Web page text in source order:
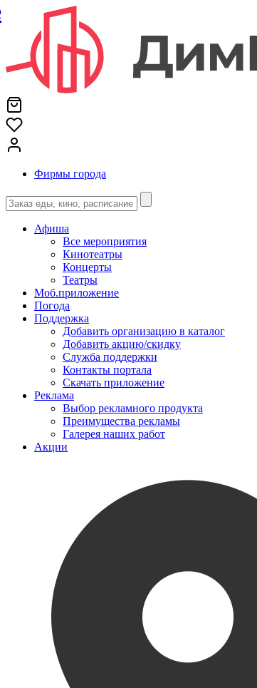
Фирмы города
Афиша
Все мероприятия
Кинотеатры
Концерты
Театры
Моб.приложение
Погода
Поддержка
Добавить организацию в каталог
Добавить акцию/скидку
Служба поддержки
Контакты портала
Скачать приложение
Реклама
Выбор рекламного продукта
Преимущества рекламы
Галерея наших работ
Акции